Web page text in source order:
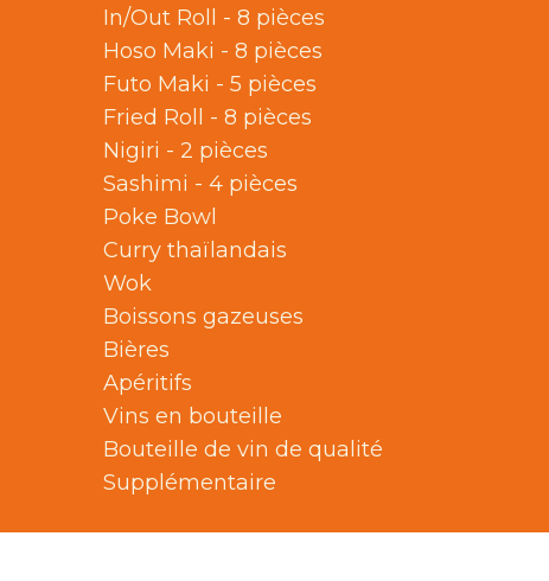
In/Out Roll - 8 pièces
Hoso Maki - 8 pièces
Futo Maki - 5 pièces
Fried Roll - 8 pièces
Nigiri - 2 pièces
Sashimi - 4 pièces
Poke Bowl
Curry thaïlandais
Wok
Boissons gazeuses
Bières
Apéritifs
Vins en bouteille
Bouteille de vin de qualité
Supplémentaire